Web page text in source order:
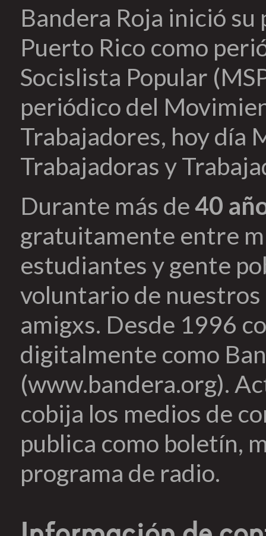
Bandera Roja inició
Puerto Rico como
Socislista Popular
periódico del
Trabajadores, hoy día
Trabajadoras y
Durante más de40
gratuitamente entre
estudiantes y gente
voluntario de
amigxs. Desde 1996
digitalmente como
(www.bandera.org).
cobija los medios de
publica como boletín,
programa de radio.